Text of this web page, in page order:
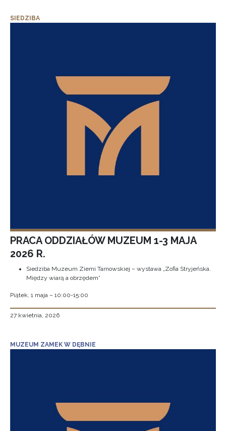
SIEDZIBA
PRACA ODDZIAŁÓW MUZEUM 1-3 MAJA
2026 R.
Siedziba Muzeum Ziemi Tarnowskiej – wystawa „Zofia Stryjeńska.
Między wiarą a obrzędem”
Piątek, 1 maja – 10:00-15:00
27 kwietnia, 2026
MUZEUM ZAMEK W DĘBNIE